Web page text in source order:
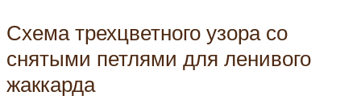
Схема трехцветного узора со
снятыми петлями для ленивого
жаккарда